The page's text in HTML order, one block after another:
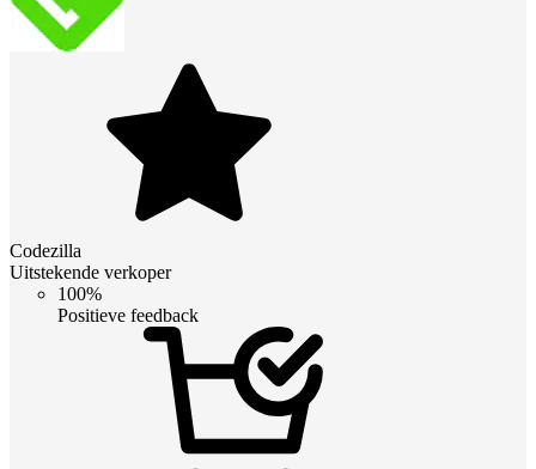
Codezilla
Uitstekende verkoper
100%
Positieve feedback